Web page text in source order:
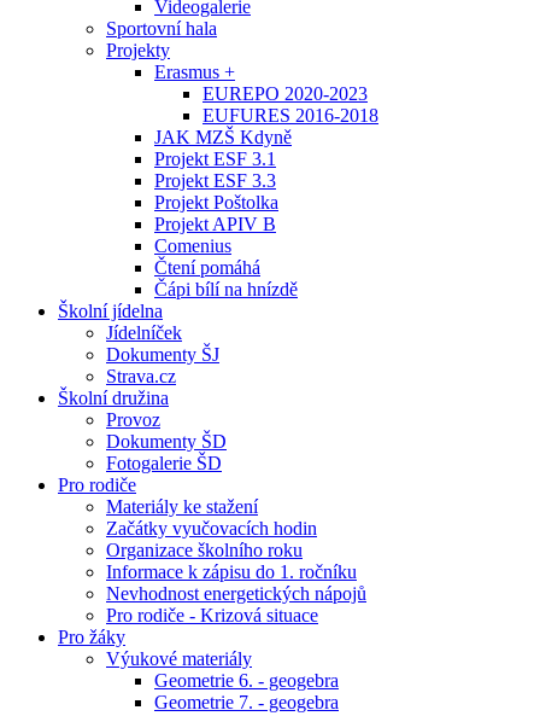
Videogalerie
Sportovní hala
Projekty
Erasmus +
EUREPO 2020-2023
EUFURES 2016-2018
JAK MZŠ Kdyně
Projekt ESF 3.1
Projekt ESF 3.3
Projekt Poštolka
Projekt APIV B
Comenius
Čtení pomáhá
Čápi bílí na hnízdě
Školní jídelna
Jídelníček
Dokumenty ŠJ
Strava.cz
Školní družina
Provoz
Dokumenty ŠD
Fotogalerie ŠD
Pro rodiče
Materiály ke stažení
Začátky vyučovacích hodin
Organizace školního roku
Informace k zápisu do 1. ročníku
Nevhodnost energetických nápojů
Pro rodiče - Krizová situace
Pro žáky
Výukové materiály
Geometrie 6. - geogebra
Geometrie 7. - geogebra